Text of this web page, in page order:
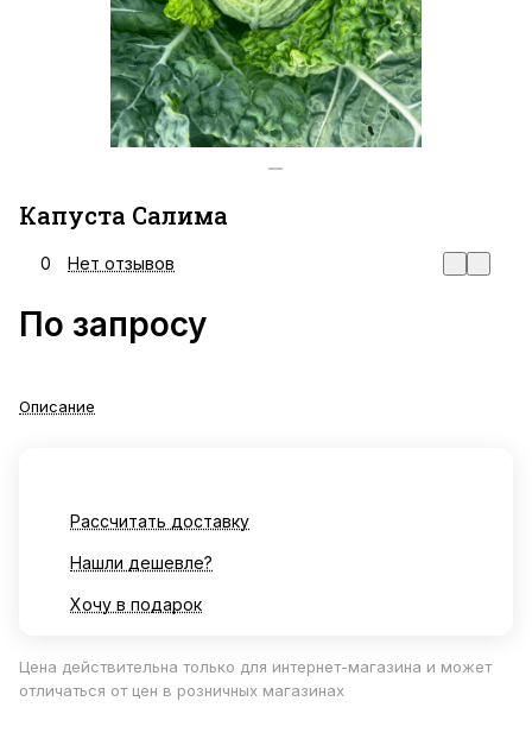
Капуста Салима
0 Нет отзывов
По запросу
Описание
Рассчитать доставку
Нашли дешевле?
Хочу в подарок
Цена действительна только для интернет-магазина и может
отличаться от цен в розничных магазинах